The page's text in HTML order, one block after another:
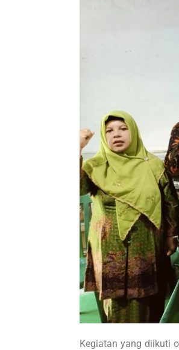
Kegiatan yang diikuti